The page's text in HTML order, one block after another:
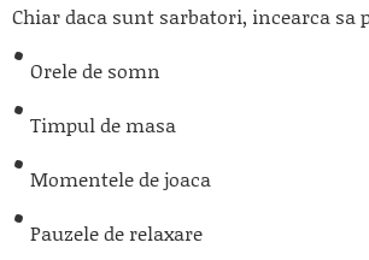
Chiar daca sunt sarbatori, incearca sa
Orele de somn
Timpul de masa
Momentele de joaca
Pauzele de relaxare